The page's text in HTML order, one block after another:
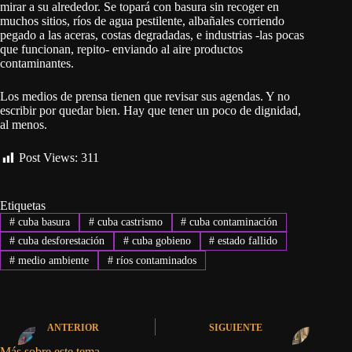
mirar a su alrededor. Se topará con basura sin recoger en
muchos sitios, ríos de agua pestilente, albañales corriendo
pegado a las aceras, costas degradadas, e industrias -las pocas
que funcionan, repito- enviando al aire productos
contaminantes.
Los medios de prensa tienen que revisar sus agendas. Y no
escribir por quedar bien. Hay que tener un poco de dignidad,
al menos.
Post Views: 311
Etiquetas
#cuba basura #cuba castrismo # cuba contaminación
#cuba desforestación #cuba gobieno # estado fallido
#medio ambiente #ríos contaminados
ANTERIOR SIGUIENTE